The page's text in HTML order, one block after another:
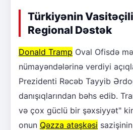
Türkiyənin
Regional Dəstək
Donald Tramp Oval Ofisdə
nümayəndələrinə verdiyi
Prezidenti Rəcəb Tayyib
danışıqlarından bəhs edib.
və çox güclü bir şəxsiyyət"
onun Qəzza atəşkəsi